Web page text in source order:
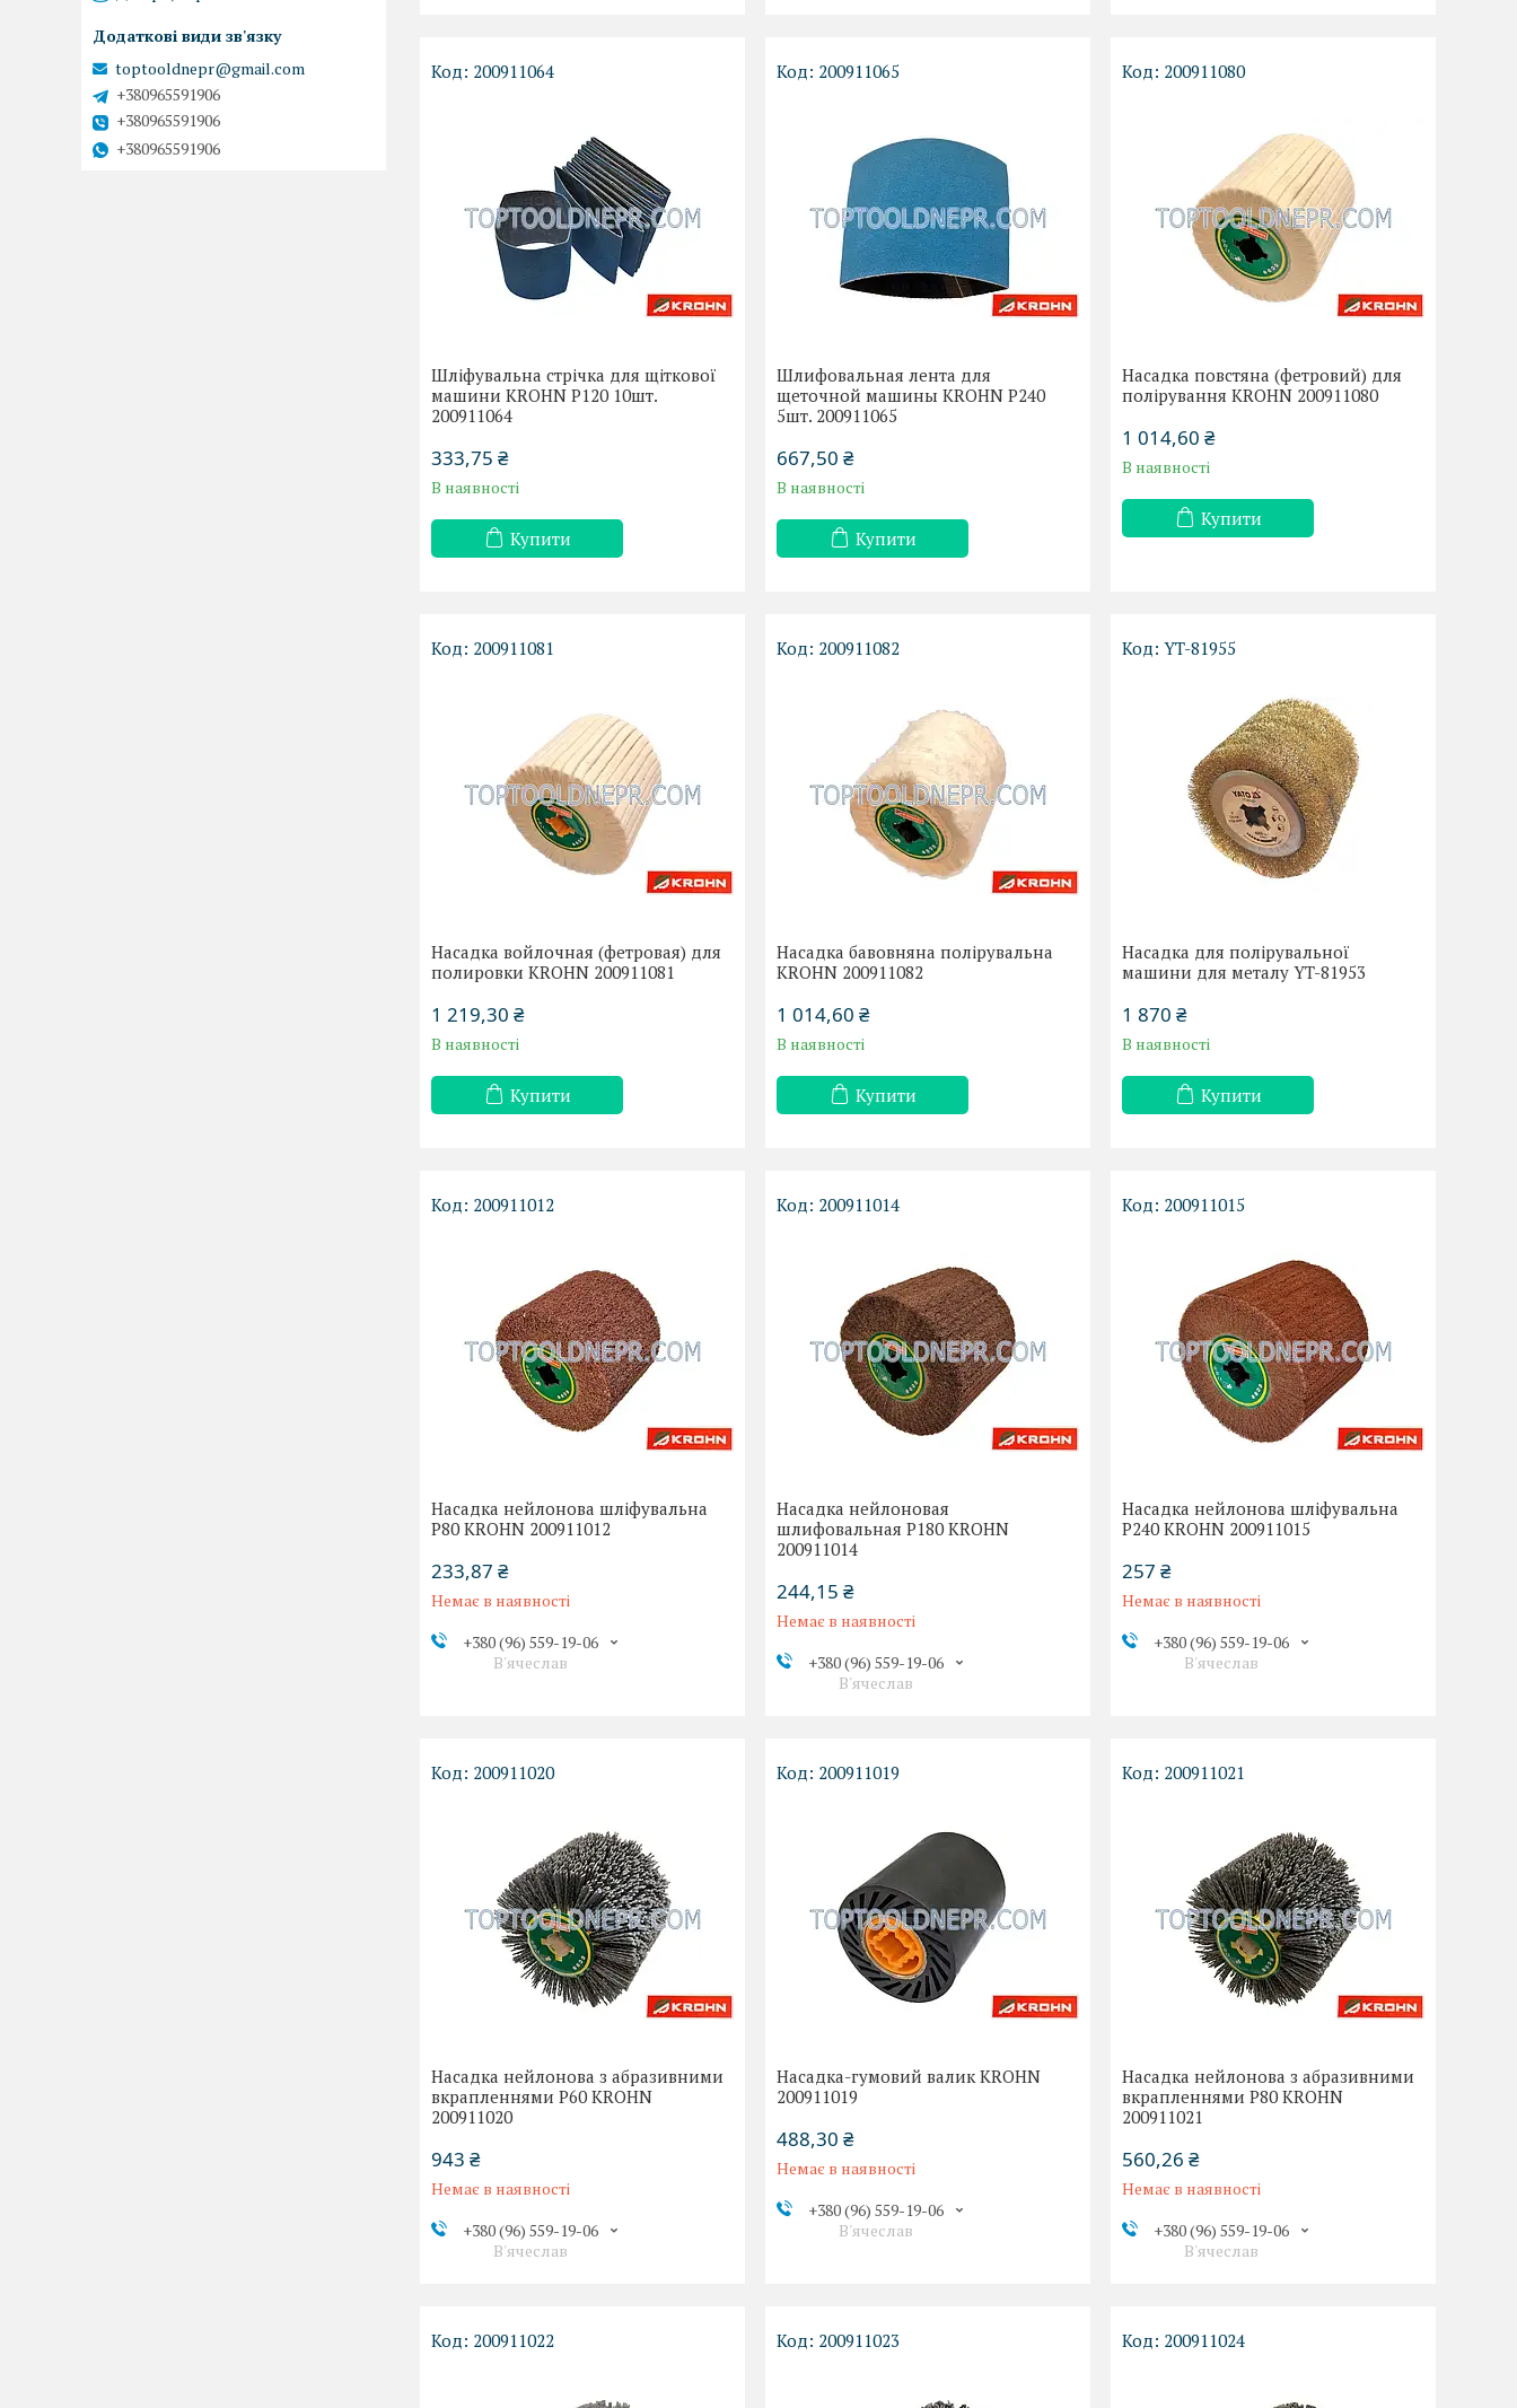
200911064
Шліфувальна стрічка для щіткової
машини KROHN P120 10шт.
200911064
333,75 ₴
В наявності
Купити
200911065
Шлифовальная лента для
щеточной машины KROHN P240
5шт. 200911065
667,50 ₴
В наявності
Купити
200911080
Насадка повстяна (фетровий) для
полірування KROHN 200911080
1 014,60 ₴
В наявності
Купити
200911081
Насадка войлочная (фетровая) для
полировки KROHN 200911081
1 219,30 ₴
В наявності
Купити
200911082
Насадка бавовняна полірувальна
KROHN 200911082
1 014,60 ₴
В наявності
Купити
YT-81955
Насадка для полірувальної
машини для металу YT-81953
1 870 ₴
В наявності
Купити
200911012
Насадка нейлонова шліфувальна
Р80 KROHN 200911012
233,87 ₴
Немає в наявності
+380 (96) 559-19-06
В'ячеслав
200911014
Насадка нейлоновая
шлифовальная Р180 KROHN
200911014
244,15 ₴
Немає в наявності
+380 (96) 559-19-06
В'ячеслав
200911015
Насадка нейлонова шліфувальна
Р240 KROHN 200911015
257 ₴
Немає в наявності
+380 (96) 559-19-06
В'ячеслав
200911020
Насадка нейлонова з абразивними
вкрапленнями Р60 KROHN
200911020
943 ₴
Немає в наявності
+380 (96) 559-19-06
В'ячеслав
200911019
Насадка-гумовий валик KROHN
200911019
488,30 ₴
Немає в наявності
+380 (96) 559-19-06
В'ячеслав
200911021
Насадка нейлонова з абразивними
вкрапленнями P80 KROHN
200911021
560,26 ₴
Немає в наявності
+380 (96) 559-19-06
В'ячеслав
200911022 200911023 200911024
toptooldnepr@gmail.com
+380965591906
+380965591906
+380965591906